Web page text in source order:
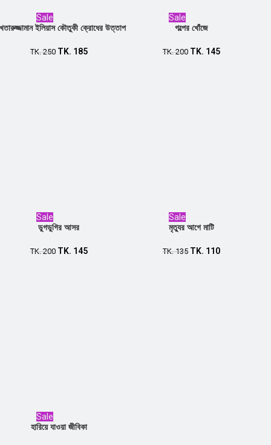
Sale
Add to cart
ইলিয়াস কৌতুকী ক্রোধের উত্তাপ
TK.250 TK. 185
Sale
Add to cart
গল্পের খোঁজে
TK.200 TK. 145
Sale
Add to cart
ডুগডুগির আসর
TK.200 TK. 145
Sale
Add to cart
মৃত্যুর আগে মাটি
TK.135 TK. 110
Sale
হারিয়ে যাওয়া জীবিকা